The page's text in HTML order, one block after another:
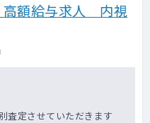
高額給与求人 内視
査定させていただきます